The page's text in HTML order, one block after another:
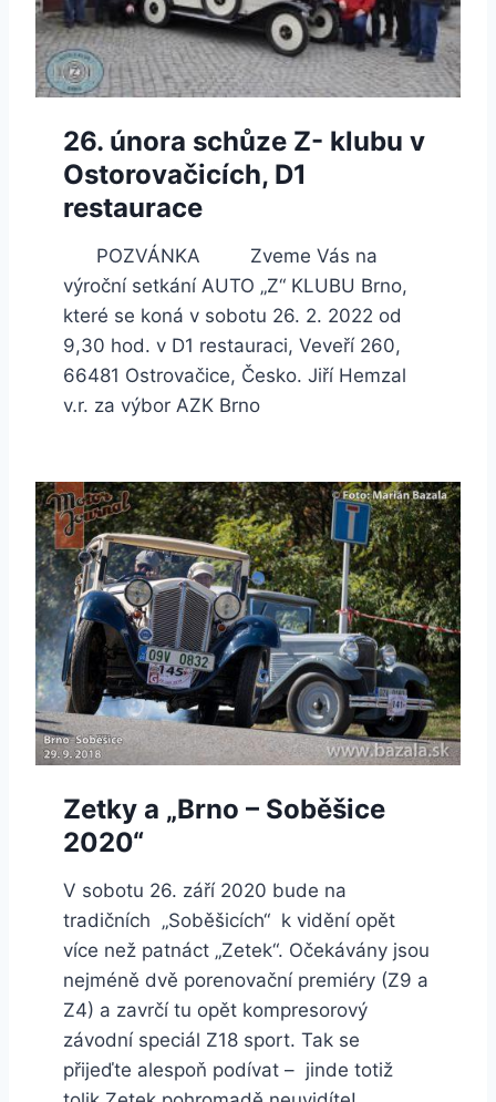
26. února schůze Z- klubu v
Ostorovačicích, D1
restaurace
POZVÁNKA Zveme Vás na
výroční setkání AUTO „Z“ KLUBU Brno,
které se koná v sobotu 26. 2. 2022 od
9,30 hod. v D1 restauraci, Veveří 260,
66481 Ostrovačice, Česko. Jiří Hemzal
v.r. za výbor AZK Brno
Zetky a „Brno – Soběšice
2020“
V sobotu 26. září 2020 bude na
tradičních „Soběšicích“ k vidění opět
více než patnáct „Zetek“. Očekávány jsou
nejméně dvě porenovační premiéry (Z9 a
Z4) a zavrčí tu opět kompresorový
závodní speciál Z18 sport. Tak se
přijeďte alespoň podívat – jinde totiž